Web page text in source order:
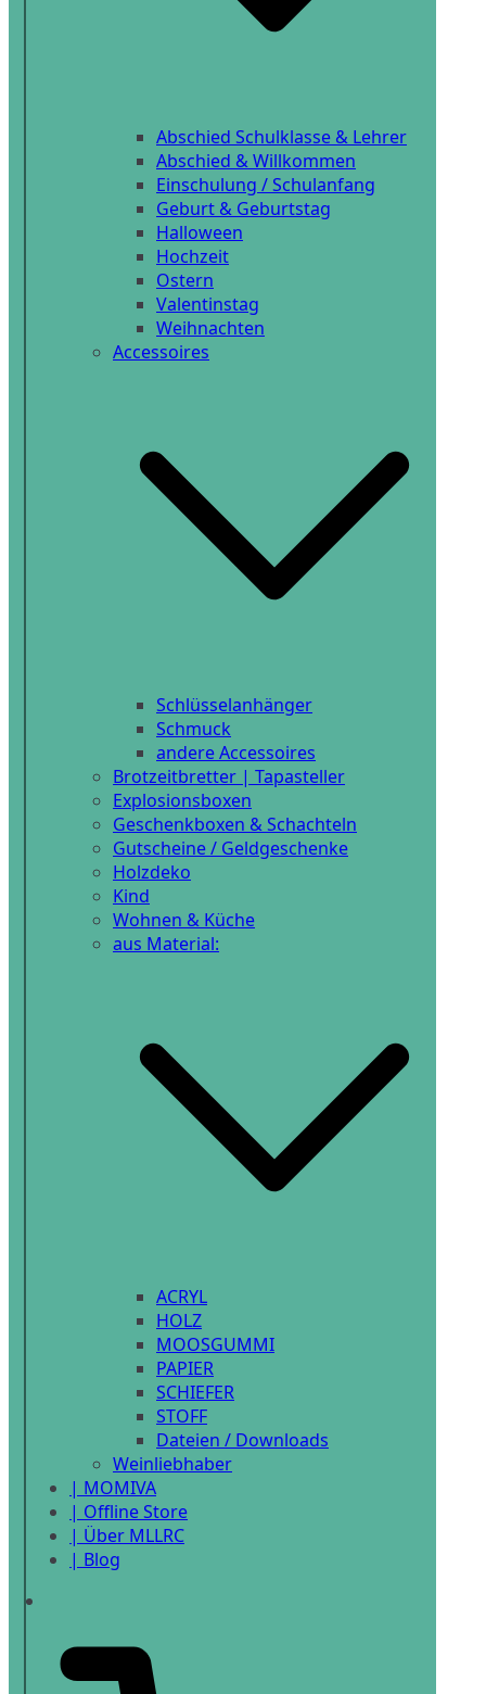
Abschied Schulklasse & Lehrer
Abschied & Willkommen
Einschulung / Schulanfang
Geburt & Geburtstag
Halloween
Hochzeit
Ostern
Valentinstag
Weihnachten
Accessoires
Schlüsselanhänger
Schmuck
andere Accessoires
Brotzeitbretter | Tapasteller
Explosionsboxen
Geschenkboxen & Schachteln
Gutscheine / Geldgeschenke
Holzdeko
Kind
Wohnen & Küche
aus Material:
ACRYL
HOLZ
MOOSGUMMI
PAPIER
SCHIEFER
STOFF
Dateien / Downloads
Weinliebhaber
| MOMIVA
| Offline Store
| Über MLLRC
| Blog